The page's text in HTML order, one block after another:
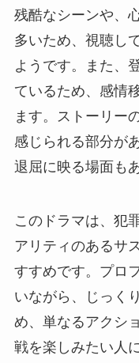
残酷なシーンや、
多いため、視聴し
ようです。また、
ているため、感情
ます。ストーリー
感じられる部分が
退屈に映る場面も
このドラマは、犯
アリティのあるサ
すすめです。プロ
いながら、じっく
め、単なるアクシ
戦を楽しみたい人